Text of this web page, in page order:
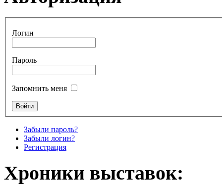
Логин
Пароль
Запомнить меня
Забыли пароль?
Забыли логин?
Регистрация
Хроники выставок: